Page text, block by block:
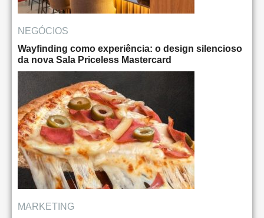
NEGÓCIOS
Wayfinding como experiência: o design silencioso
da nova Sala Priceless Mastercard
MARKETING